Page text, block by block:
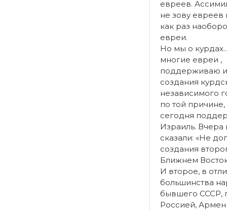
евреев.
не зову евреев
как раз
евреи.
Но мы о
многие евреи ,
поддерживаю
создания
независимого
по той
сегодня
Израиль.
сказали: «Не
создания
Ближнем
И второе, в
большинства
бывшего СССР,
Россией,